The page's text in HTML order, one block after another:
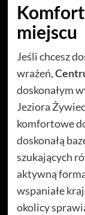
miejscu
Jeśli chcesz
wrażeń,
doskonałym
Jeziora
komfortowe
doskonałą
szukających
aktywną
wspaniałe
okolicy